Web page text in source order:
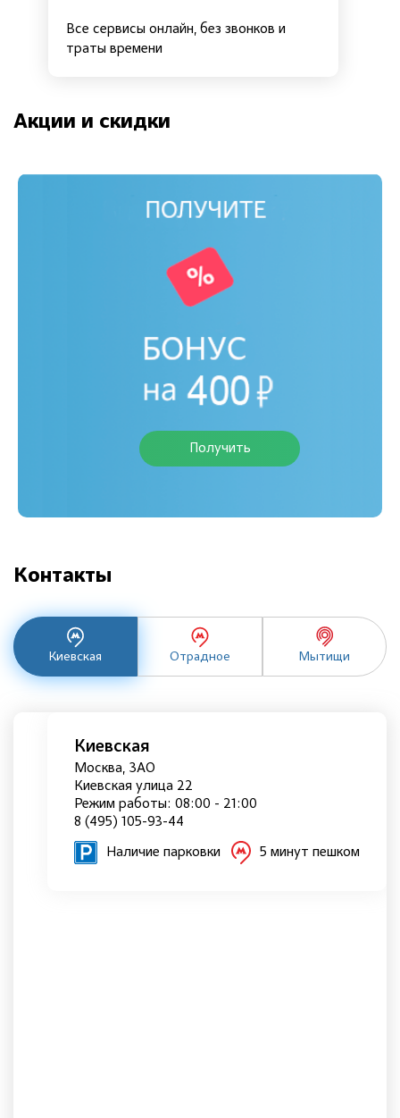
Все сервисы онлайн, без звонков и
траты времени
Акции и скидки
Получить
Контакты
Киевская Отрадное Мытищи
Киевская
Москва, ЗАО
Киевская улица 22
Режим работы: 08:00 - 21:00
8 (495) 105-93-44
Наличие парковки 5 минут пешком